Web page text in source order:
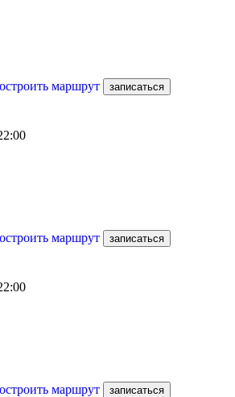
маршрут записаться
маршрут записаться
маршрут записаться